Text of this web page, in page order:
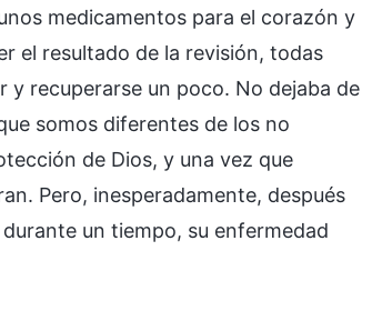
medicamentos para el corazón y
el resultado de la revisión, todas
y recuperarse un poco. No dejaba de
somos diferentes de los no
de Dios, y una vez que
Pero, inesperadamente, después
un tiempo, su enfermedad